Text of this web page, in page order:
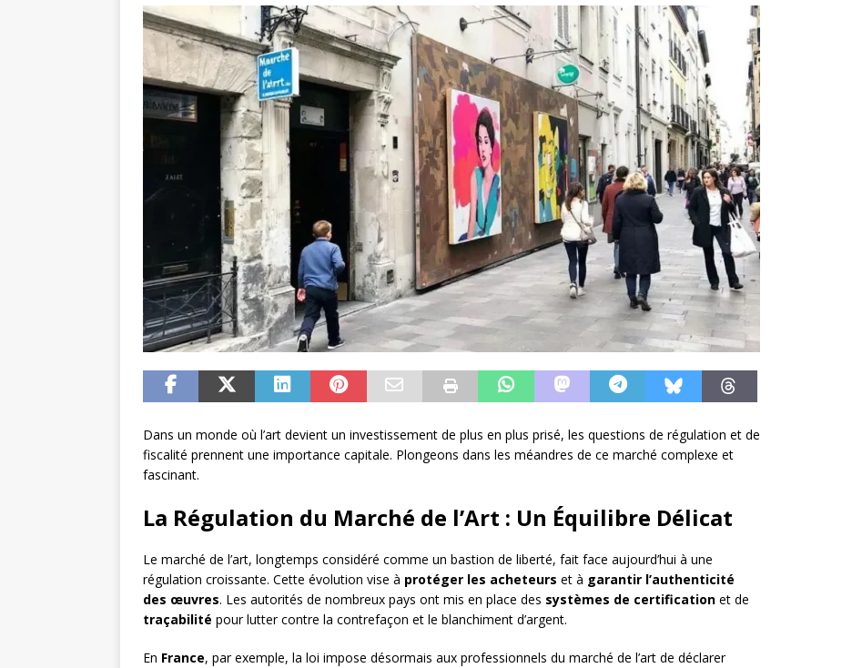
Dans un monde où l’art devient un investissement de plus en plus prisé, les questions de régulation et de
fiscalité prennent une importance capitale. Plongeons dans les méandres de ce marché complexe et
fascinant.
La Régulation du Marché de l’Art : Un Équilibre Délicat
Le marché de l’art, longtemps considéré comme un bastion de liberté, fait face aujourd’hui à une
régulation croissante. Cette évolution vise à protéger les acheteurs et à garantir l’authenticité
des œuvres. Les autorités de nombreux pays ont mis en place des systèmes de certification et de
traçabilité pour lutter contre la contrefaçon et le blanchiment d’argent.
En France, par exemple, la loi impose désormais aux professionnels du marché de l’art de déclarer